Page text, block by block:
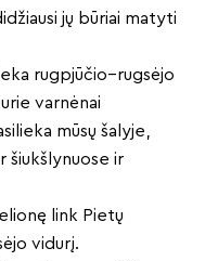
jų būriai matyti
rugpjūčio–rugsėjo
varnėnai
mūsų šalyje,
šiukšlynuose ir
link Pietų
vidurį.